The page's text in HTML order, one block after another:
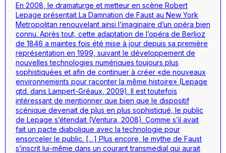
En 2008, le dramaturge et metteur en scène Robert
Lepage présentait La Damnation de Faust au New York
Metropolitan renouvelant ainsi l’imaginaire d’un opéra bien
connu. Après tout, cette adaptation de l’opéra de Berlioz
de 1846 a maintes fois été mise à jour depuis sa première
représentation en 1999, suivant le développement de
nouvelles technologies numériques toujours plus
sophistiquées et afin de continuer à créer «de nouveaux
environnements pour raconter la même histoire» (Lepage
qtd. dans Lampert-Gréaux, 2009). Il est toutefois
intéressant de mentionner que bien que le dispositif
scénique devenait de plus en plus sophistiqué, le public
de Lepage s’étendait (Ventura, 2008). Comme s’il avait
fait un pacte diabolique avec la technologie pour
ensorceler le public. […] Plus encore, le mythe de Faust
s’inscrit lui-même dans un courant transmedial qui aurait